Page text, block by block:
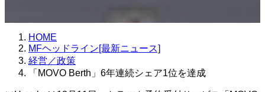
HOME
MFヘッドライン[最新ニュース]
経営／政策
「MOVO Berth」6年連続シェア1位を達成